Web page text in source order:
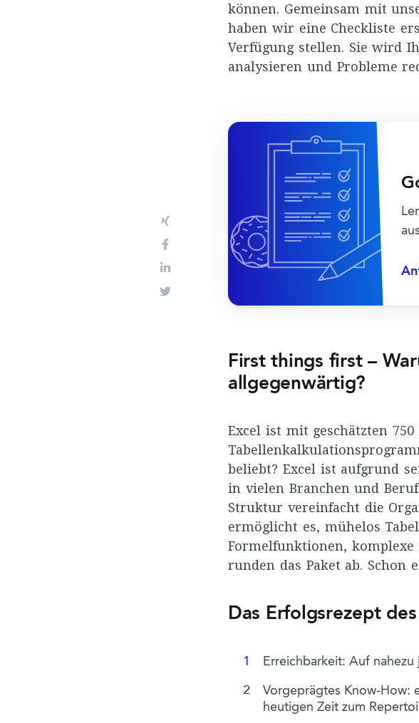
können. Gemeinsam mit
haben wir eine Checkliste
Verfügung stellen. Sie wird
analysieren und Probleme
First things first –
allgegenwärtig?
Excel ist mit geschätzten
beliebt? Excel ist aufgrund
in vielen Branchen und
Struktur vereinfacht die
ermöglicht es, mühelos
Formelfunktionen, komplexe
runden das Paket ab. Schon
Das Erfolgsrezept
Erreichbarkeit: Auf
Vorgeprägtes Know-How:
heutigen Zeit zum
Xing
LinkedIn
Twitter